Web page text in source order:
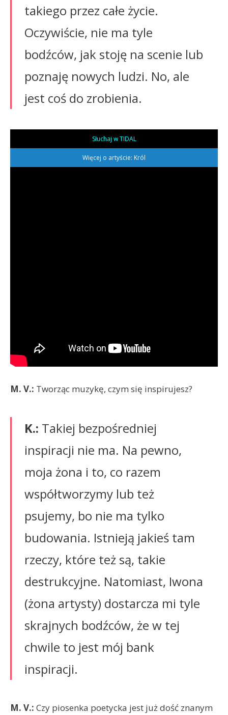
takiego przez całe życie.
Oczywiście, nie ma tyle
bodźców, jak stoję na scenie lub
poznaję nowych ludzi. No, ale
jest coś do zrobienia.
Słuchaj w TIDAL
Więcej o artyście: Król
M. V.: Tworząc muzykę, czym się inspirujesz?
K.: Takiej bezpośredniej
inspiracji nie ma. Na pewno,
moja żona i to, co razem
współtworzymy lub też
psujemy, bo nie ma tylko
budowania. Istnieją jakieś tam
rzeczy, które też są, takie
destrukcyjne. Natomiast, Iwona
(żona artysty) dostarcza mi tyle
skrajnych bodźców, że w tej
chwile to jest mój bank
inspiracji.
M. V.: Czy piosenka poetycka jest już dość znanym